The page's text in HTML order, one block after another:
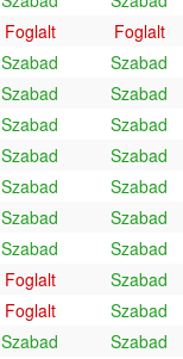
Foglalt
Foglalt
Szabad
Szabad
Szabad
Szabad
Szabad
Szabad
Szabad
Szabad
Szabad
Szabad
Szabad
Szabad
Szabad
Szabad
Foglalt
Szabad
Foglalt
Szabad
Szabad
Szabad